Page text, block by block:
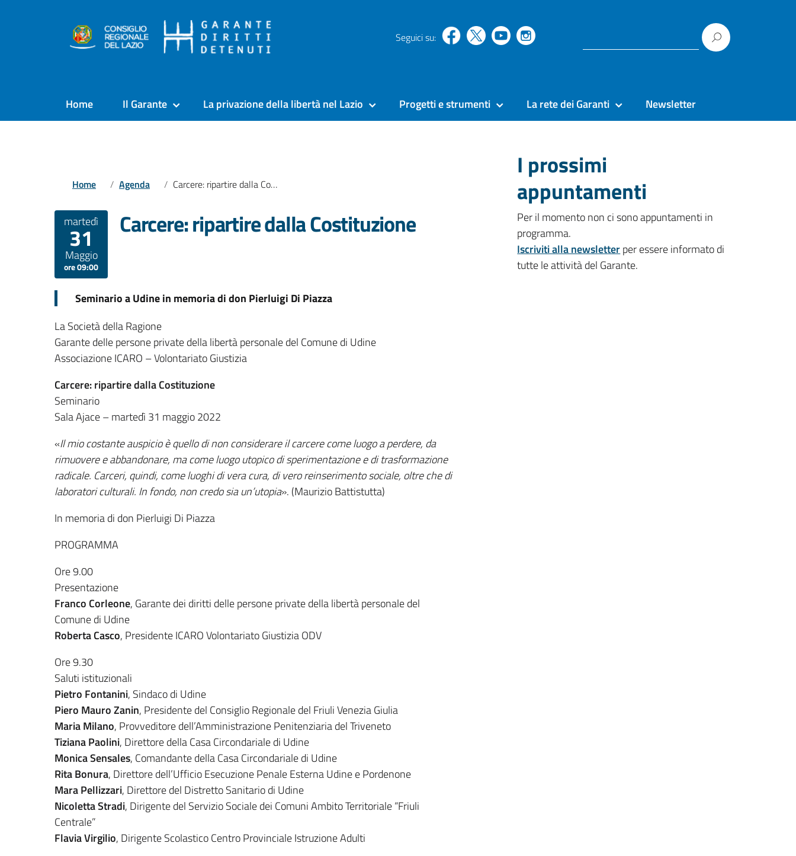
Seguici su:
Home Il Garante La privazione della libertà nel Lazio Progetti e strumenti La rete dei Garanti Newsletter
Home Agenda Carcere: ripartire dalla Costituzione
martedì
31
Maggio
ore 09:00
Carcere: ripartire dalla Costituzione
Seminario a Udine in memoria di don Pierluigi Di Piazza
La Società della Ragione
Garante delle persone private della libertà personale del Comune di Udine
Associazione ICARO – Volontariato Giustizia
Carcere: ripartire dalla Costituzione
Seminario
Sala Ajace – martedì 31 maggio 2022
«Il mio costante auspicio è quello di non considerare il carcere come luogo a perdere, da
rimuovere e abbandonare, ma come luogo utopico di sperimentazione e di trasformazione
radicale. Carceri, quindi, come luoghi di vera cura, di vero reinserimento sociale, oltre che di
laboratori culturali. In fondo, non credo sia un’utopia». (Maurizio Battistutta)
In memoria di don Pierluigi Di Piazza
PROGRAMMA
Ore 9.00
Presentazione
Franco Corleone, Garante dei diritti delle persone private della libertà personale del
Comune di Udine
Roberta Casco, Presidente ICARO Volontariato Giustizia ODV
Ore 9.30
Saluti istituzionali
Pietro Fontanini, Sindaco di Udine
Piero Mauro Zanin, Presidente del Consiglio Regionale del Friuli Venezia Giulia
Maria Milano, Provveditore dell’Amministrazione Penitenziaria del Triveneto
Tiziana Paolini, Direttore della Casa Circondariale di Udine
Monica Sensales, Comandante della Casa Circondariale di Udine
Rita Bonura, Direttore dell’Ufficio Esecuzione Penale Esterna Udine e Pordenone
Mara Pellizzari, Direttore del Distretto Sanitario di Udine
Nicoletta Stradi, Dirigente del Servizio Sociale dei Comuni Ambito Territoriale “Friuli
Centrale”
Flavia Virgilio, Dirigente Scolastico Centro Provinciale Istruzione Adulti
I prossimi
appuntamenti
Per il momento non ci sono appuntamenti in
programma.
Iscriviti alla newsletterper essere informato di
tutte le attività del Garante.